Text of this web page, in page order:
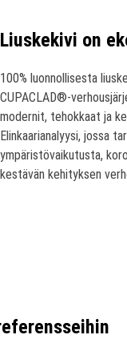
Liuskekivi on
100% luonnollisesta
CUPACLAD®-
modernit, tehokkaat ja
Elinkaarianalyysi, jossa
ympäristövaikutusta,
kestävän kehityksen